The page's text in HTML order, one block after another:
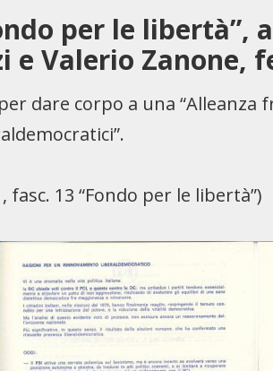
per le libertà”,
e Valerio Zanone,
dare corpo a una “Alleanza
fasc. 13 “Fondo per le libertà”)